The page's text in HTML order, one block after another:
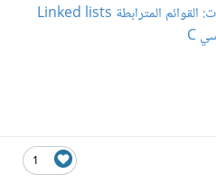
هياكل البيانات: القوائم المترابطة Linked lists
1